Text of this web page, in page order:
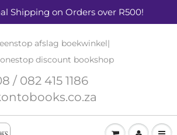
Shipping on Orders over R500!
afslag boekwinkel|
discount bookshop
/ 082 415 1186